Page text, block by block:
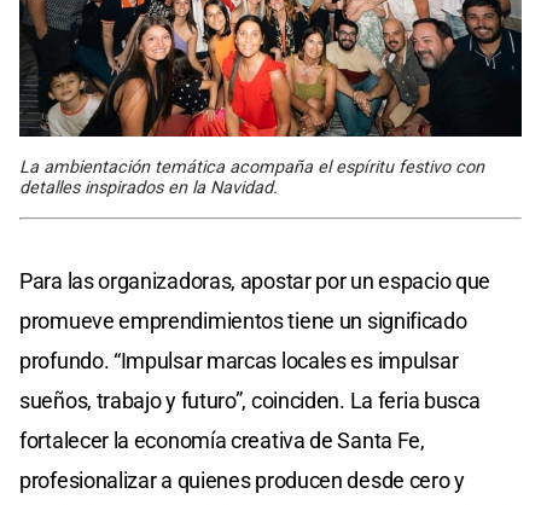
La ambientación temática acompaña el espíritu festivo con
detalles inspirados en la Navidad.
Para las organizadoras, apostar por un espacio que
promueve emprendimientos tiene un significado
profundo. “Impulsar marcas locales es impulsar
sueños, trabajo y futuro”, coinciden. La feria busca
fortalecer la economía creativa de Santa Fe,
profesionalizar a quienes producen desde cero y